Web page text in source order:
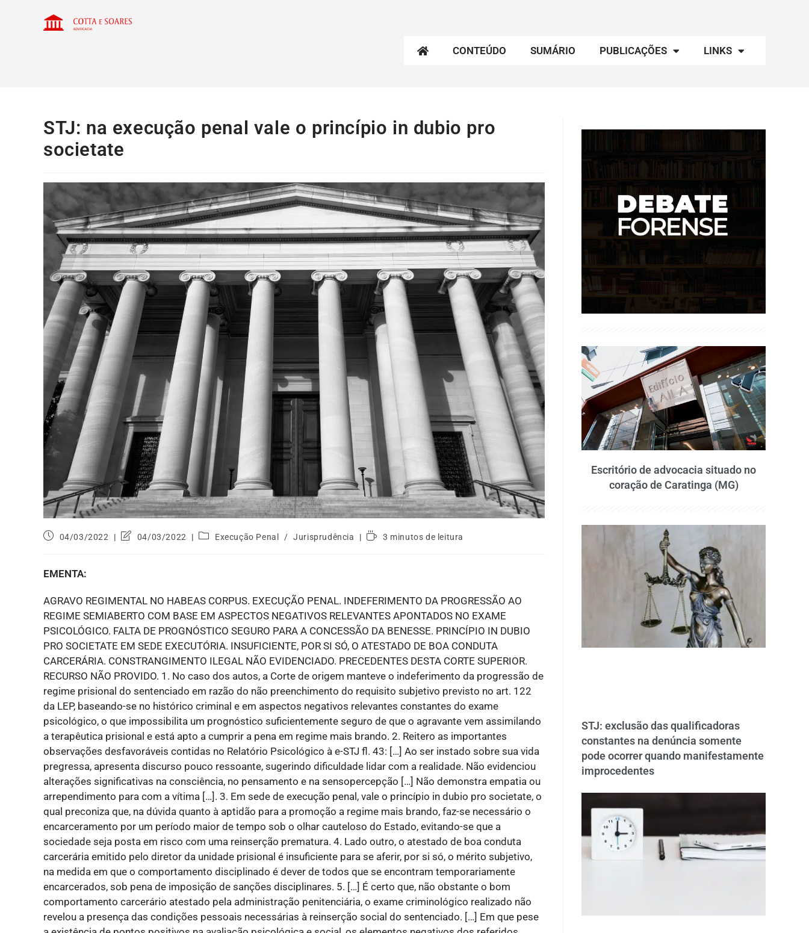
CONTEÚDO SUMÁRIO PUBLICAÇÕES LINKS
STJ: na execução penal vale o princípio in dubio pro
societate
04/03/2022 04/03/2022 Execução Penal / Jurisprudência 3 minutos de leitura
EMENTA:
AGRAVO REGIMENTAL NO HABEAS CORPUS. EXECUÇÃO PENAL. INDEFERIMENTO DA PROGRESSÃO AO
REGIME SEMIABERTO COM BASE EM ASPECTOS NEGATIVOS RELEVANTES APONTADOS NO EXAME
PSICOLÓGICO. FALTA DE PROGNÓSTICO SEGURO PARA A CONCESSÃO DA BENESSE. PRINCÍPIO IN DUBIO
PRO SOCIETATE EM SEDE EXECUTÓRIA. INSUFICIENTE, POR SI SÓ, O ATESTADO DE BOA CONDUTA
CARCERÁRIA. CONSTRANGIMENTO ILEGAL NÃO EVIDENCIADO. PRECEDENTES DESTA CORTE SUPERIOR.
RECURSO NÃO PROVIDO. 1. No caso dos autos, a Corte de origem manteve o indeferimento da progressão de
regime prisional do sentenciado em razão do não preenchimento do requisito subjetivo previsto no art. 122
da LEP, baseando-se no histórico criminal e em aspectos negativos relevantes constantes do exame
psicológico, o que impossibilita um prognóstico suficientemente seguro de que o agravante vem assimilando
a terapêutica prisional e está apto a cumprir a pena em regime mais brando. 2. Reitero as importantes
observações desfavoráveis contidas no Relatório Psicológico à e-STJ fl. 43: […] Ao ser instado sobre sua vida
pregressa, apresenta discurso pouco ressoante, sugerindo dificuldade lidar com a realidade. Não evidenciou
alterações significativas na consciência, no pensamento e na sensopercepção […] Não demonstra empatia ou
arrependimento para com a vítima […]. 3. Em sede de execução penal, vale o princípio in dubio pro societate, o
qual preconiza que, na dúvida quanto à aptidão para a promoção a regime mais brando, faz-se necessário o
encarceramento por um período maior de tempo sob o olhar cauteloso do Estado, evitando-se que a
sociedade seja posta em risco com uma reinserção prematura. 4. Lado outro, o atestado de boa conduta
carcerária emitido pelo diretor da unidade prisional é insuficiente para se aferir, por si só, o mérito subjetivo,
na medida em que o comportamento disciplinado é dever de todos que se encontram temporariamente
encarcerados, sob pena de imposição de sanções disciplinares. 5. […] É certo que, não obstante o bom
comportamento carcerário atestado pela administração penitenciária, o exame criminológico realizado não
revelou a presença das condições pessoais necessárias à reinserção social do sentenciado. […] Em que pese
Escritório de advocacia situado no
coração de Caratinga (MG)
STJ: exclusão das qualificadoras
constantes na denúncia somente
pode ocorrer quando manifestamente
improcedentes